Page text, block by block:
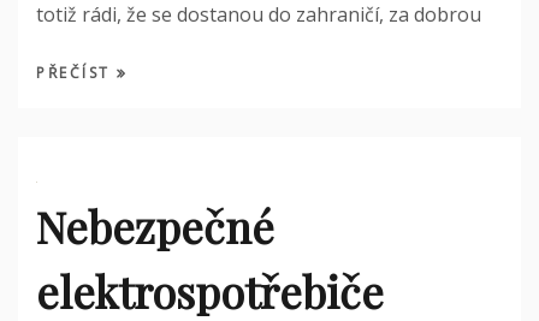
totiž rádi, že se dostanou do zahraničí, za dobrou
PŘEČÍST
Nebezpečné
elektrospotřebiče